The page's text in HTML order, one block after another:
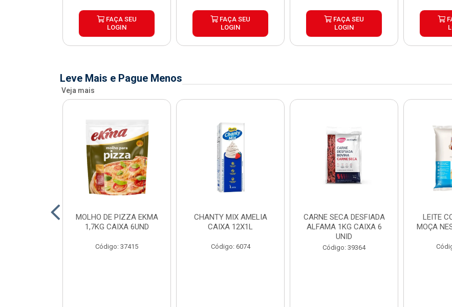
FAÇA SEU
LOGIN
FAÇA SEU
LOGIN
FAÇA SEU
LOGIN
Leve Mais e Pague Menos
Veja mais
MOLHO DE PIZZA EKMA
1,7KG CAIXA 6UND
Código: 37415
CHANTY MIX AMELIA
CAIXA 12X1L
Código: 6074
CARNE SECA DESFIADA
ALFAMA 1KG CAIXA 6
UNID
Código: 39364
LEITE
MOÇA